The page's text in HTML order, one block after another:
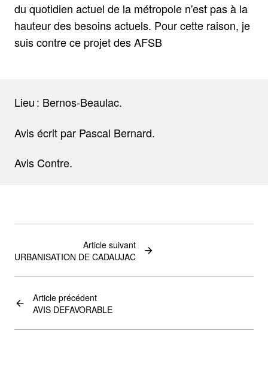
du quotidien actuel de la métropole n'est pas à la
hauteur des besoins actuels. Pour cette raison, je
suis contre ce projet des AFSB
Lieu : Bernos-Beaulac.
Avis écrit par Pascal Bernard.
Avis Contre.
Article précédent
AVIS DEFAVORABLE
Article suivant
URBANISATION DE CADAUJAC